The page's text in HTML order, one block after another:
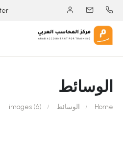
الوسائط
Home الوسائط images (6)